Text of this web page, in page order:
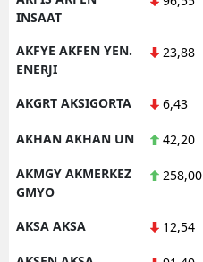
INSAAT
AKFYE AKFEN YEN.
ENERJI
23,88
AKGRT AKSIGORTA 6,43
AKHAN AKHAN UN 42,20
AKMGY AKMERKEZ
GMYO
258,00
AKSA AKSA 12,54